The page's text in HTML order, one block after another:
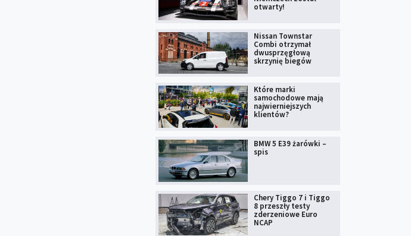
otwarty!
Nissan Townstar
Combi otrzymał
dwusprzęgłową
skrzynię biegów
Które marki
samochodowe mają
najwierniejszych
klientów?
BMW 5 E39 żarówki –
spis
Chery Tiggo 7 i Tiggo
8 przeszły testy
zderzeniowe Euro
NCAP